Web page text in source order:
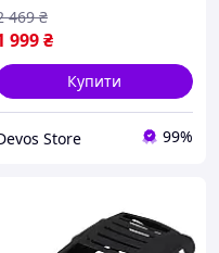
999₴
469 ₴
Купити
Store 99%